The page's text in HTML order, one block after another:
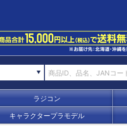
ラジコン
キャラクタープラモデル